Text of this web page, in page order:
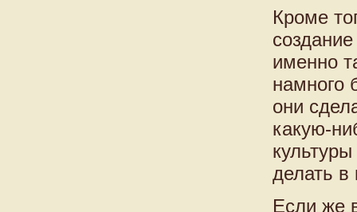
Кроме
именно
намного
они
какую-
делать в
Если же